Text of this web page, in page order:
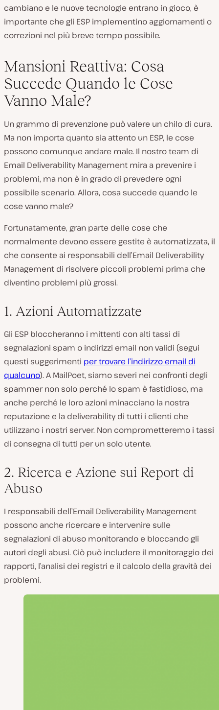
cambiano e le nuove tecnologie entrano in gioco, è
importante che gli ESP implementino aggiornamenti o
correzioni nel più breve tempo possibile.
Mansioni Reattiva: Cosa
Succede Quando le Cose
Vanno Male?
Un grammo di prevenzione può valere un chilo di cura.
Ma non importa quanto sia attento un ESP, le cose
possono comunque andare male. Il nostro team di
Email Deliverability Management mira a prevenire i
problemi, ma non è in grado di prevedere ogni
possibile scenario. Allora, cosa succede quando le
cose vanno male?
Fortunatamente, gran parte delle cose che
normalmente devono essere gestite è automatizzata, il
che consente ai responsabili dell’Email Deliverability
Management di risolvere piccoli problemi prima che
diventino problemi più grossi.
1. Azioni Automatizzate
Gli ESP bloccheranno i mittenti con alti tassi di
segnalazioni spam o indirizzi email non validi (segui
questi suggerimenti per trovare l’indirizzo email di
qualcuno). A MailPoet, siamo severi nei confronti degli
spammer non solo perché lo spam è fastidioso, ma
anche perché le loro azioni minacciano la nostra
reputazione e la deliverability di tutti i clienti che
utilizzano i nostri server. Non comprometteremo i tassi
di consegna di tutti per un solo utente.
2. Ricerca e Azione sui Report di
Abuso
I responsabili dell’Email Deliverability Management
possono anche ricercare e intervenire sulle
segnalazioni di abuso monitorando e bloccando gli
autori degli abusi. Ciò può includere il monitoraggio dei
rapporti, l’analisi dei registri e il calcolo della gravità dei
problemi.